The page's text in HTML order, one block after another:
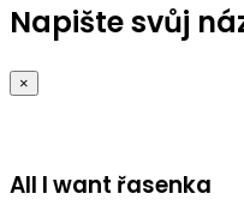
Napište svůj
×
All I want řasenka